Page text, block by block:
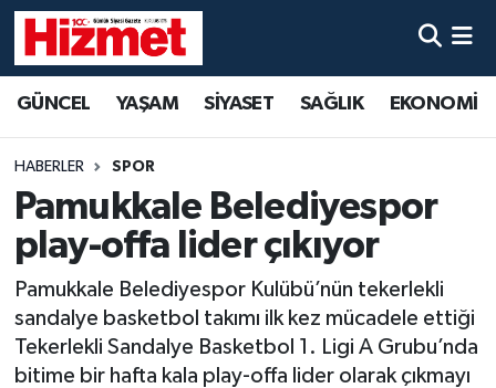
GÜNCEL YAŞAM SİYASET SAĞLIK EKONOMİ
HABERLER SPOR
Pamukkale Belediyespor
play-offa lider çıkıyor
Pamukkale Belediyespor Kulübü’nün tekerlekli
sandalye basketbol takımı ilk kez mücadele ettiği
Tekerlekli Sandalye Basketbol 1. Ligi A Grubu’nda
bitime bir hafta kala play-offa lider olarak çıkmayı
YAŞAM
SİYASET
SAĞLIK
EKONOMİ
KÜLTÜR SANAT
Denizli Hava Durumu
Denizli Trafik Yoğunluk Haritası
Süper Lig Puan Durumu ve Fikstür
Tüm Manşetler
Son Dakika Haberleri